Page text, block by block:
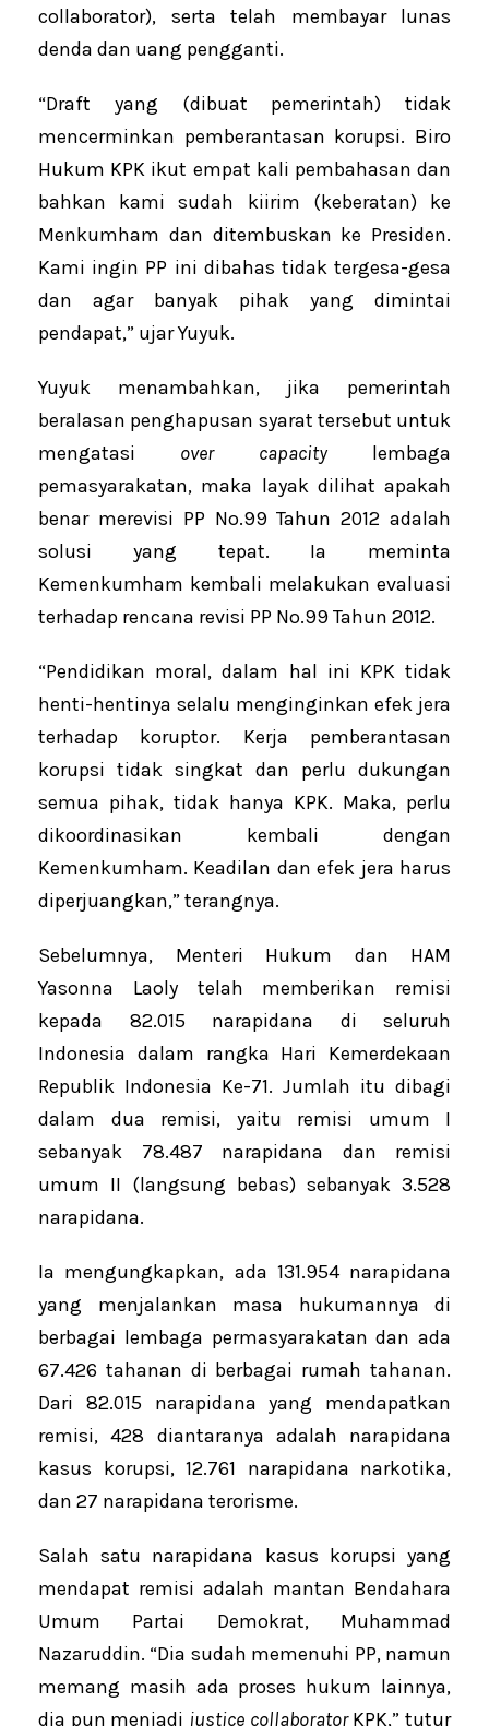
collaborator), serta telah membayar lunas
denda dan uang pengganti.
“Draft yang (dibuat pemerintah) tidak
mencerminkan pemberantasan korupsi. Biro
Hukum KPK ikut empat kali pembahasan dan
bahkan kami sudah kiirim (keberatan) ke
Menkumham dan ditembuskan ke Presiden.
Kami ingin PP ini dibahas tidak tergesa-gesa
dan agar banyak pihak yang dimintai
pendapat,” ujar Yuyuk.
Yuyuk menambahkan, jika pemerintah
beralasan penghapusan syarat tersebut untuk
mengatasi over capacity lembaga
pemasyarakatan, maka layak dilihat apakah
benar merevisi PP No.99 Tahun 2012 adalah
solusi yang tepat. Ia meminta
Kemenkumham kembali melakukan evaluasi
terhadap rencana revisi PP No.99 Tahun 2012.
“Pendidikan moral, dalam hal ini KPK tidak
henti-hentinya selalu menginginkan efek jera
terhadap koruptor. Kerja pemberantasan
korupsi tidak singkat dan perlu dukungan
semua pihak, tidak hanya KPK. Maka, perlu
dikoordinasikan kembali dengan
Kemenkumham. Keadilan dan efek jera harus
diperjuangkan,” terangnya.
Sebelumnya, Menteri Hukum dan HAM
Yasonna Laoly telah memberikan remisi
kepada 82.015 narapidana di seluruh
Indonesia dalam rangka Hari Kemerdekaan
Republik Indonesia Ke-71. Jumlah itu dibagi
dalam dua remisi, yaitu remisi umum I
sebanyak 78.487 narapidana dan remisi
umum II (langsung bebas) sebanyak 3.528
narapidana.
Ia mengungkapkan, ada 131.954 narapidana
yang menjalankan masa hukumannya di
berbagai lembaga permasyarakatan dan ada
67.426 tahanan di berbagai rumah tahanan.
Dari 82.015 narapidana yang mendapatkan
remisi, 428 diantaranya adalah narapidana
kasus korupsi, 12.761 narapidana narkotika,
dan 27 narapidana terorisme.
Salah satu narapidana kasus korupsi yang
mendapat remisi adalah mantan Bendahara
Umum Partai Demokrat, Muhammad
Nazaruddin. “Dia sudah memenuhi PP, namun
memang masih ada proses hukum lainnya,
dia pun menjadi justice collaboratorKPK,” tutur